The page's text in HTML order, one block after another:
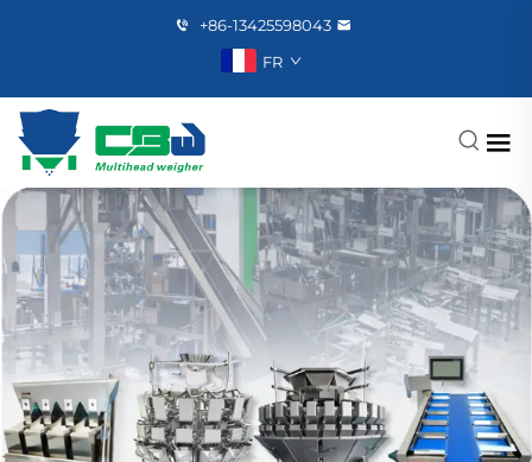
+86-13425598043
FR